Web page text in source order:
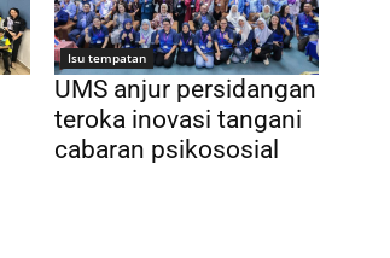
Isu tempatan
UMS anjur persidangan
teroka inovasi tangani
cabaran psikososial